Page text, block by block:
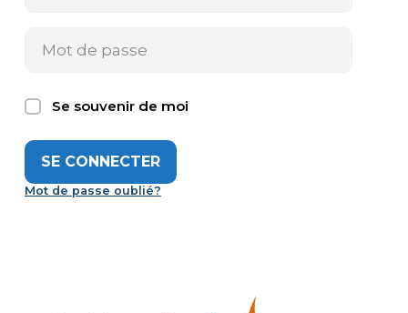
Se souvenir de moi
Mot de passe oublié?